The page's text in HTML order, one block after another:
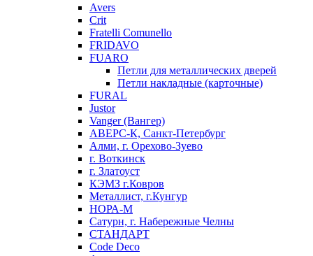
Avers
Crit
Fratelli Comunello
FRIDAVO
FUARO
Петли для металлических дверей
Петли накладные (карточные)
FURAL
Justor
Vanger (Вангер)
АВЕРС-К, Санкт-Петербург
Алми, г. Орехово-Зуево
г. Воткинск
г. Златоуст
КЭМЗ г.Ковров
Металлист, г.Кунгур
НОРА-М
Сатурн, г. Набережные Челны
СТАНДАРТ
Code Deco